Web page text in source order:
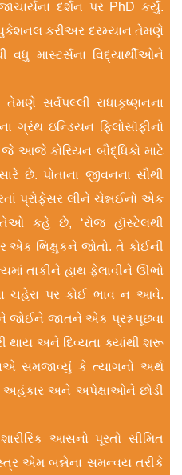
દર્શન પર PhD કર્યું.
કરીઅર દરમ્યાન તેમણે
માસ્ટર્સના વિદ્યાર્થીઓને
સર્વપલ્લી રાધાકૃષ્ણનના
ગ્રંથ ઇન્ડિયન ફિલોસૉફીનો
જે આજે કોરિયન બૌદ્ધિકો માટે
છે. પોતાના જીવનના સૌથી
પ્રોફેસર લીને ચેન્નઈનો એક
કહે છે, ‘રોજ હૉસ્ટેલથી
એક ભિક્ષુકને જોતો. તે કોઈની
તાકીને હાથ ફેલાવીને ઊભો
ચહેરા પર કોઈ ભાવ ન આવે.
જોઈને જાતને એક પ્રશ્ન પૂછવા
થાય અને દિવ્યતા ક્યાંથી શરૂ
સમજાવ્યું કે ત્યાગનો અર્થ
અહંકાર અને અપેક્ષાઓને છોડી
આસનો પૂરતો સીમિત
એમ બન્નેના સમન્વય તરીકે